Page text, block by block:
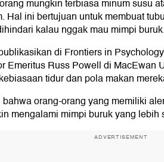
mungkin terbiasa minum susu
Hal ini bertujuan untuk membuat
kalau nggak mau mimpi buruk.
di Frontiers in
Emeritus Russ Powell di MacEwan
tidur dan pola makan
orang-orang yang memiliki
mengalami mimpi buruk yang lebih
ADVERTISEMENT